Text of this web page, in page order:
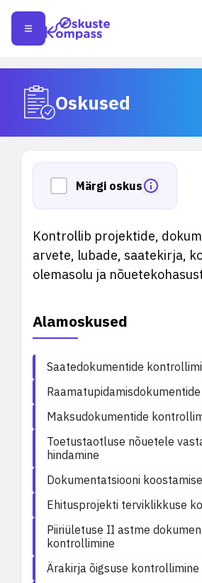
Oskused
Märgi oskus
Kontrollib projektide,
arvete, lubade, saatekirja,
olemasolu ja
Alamoskused
Saatedokumentide
Maksudokumentide
Toetustaotluse nõuetele
hindamine
Dokumentatsiooni
Ehitusprojekti terviklikkuse
Piiriületuse II astme
kontrollimine
Ärakirja õigsuse kontrollimine